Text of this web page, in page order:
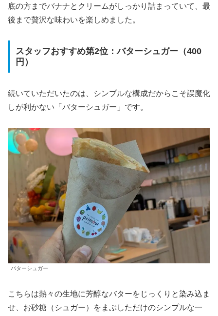
底の方までバナナとクリームがしっかり詰まっていて、最
後まで贅沢な味わいを楽しめました。
スタッフおすすめ第2位：バターシュガー（400
円）
続いていただいたのは、シンプルな構成だからこそ誤魔化
しが利かない「バターシュガー」です。
バターシュガー
こちらは熱々の生地に芳醇なバターをじっくりと染み込ま
せ、お砂糖（シュガー）をまぶしただけのシンプルな一